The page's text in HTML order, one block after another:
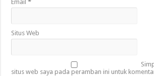
Email*
Situs Web
situs web saya pada peramban ini untuk